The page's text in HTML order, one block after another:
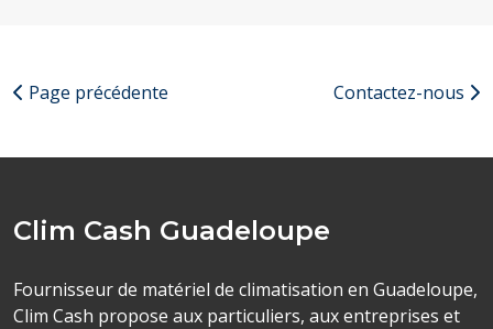
Page précédente Contactez-nous
Clim Cash Guadeloupe
Fournisseur de matériel de climatisation en Guadeloupe,
Clim Cash propose aux particuliers, aux entreprises et